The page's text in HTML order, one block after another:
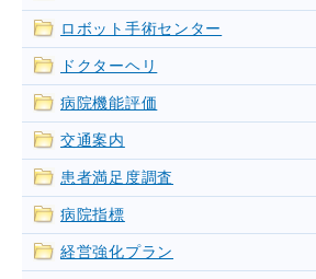
ロボット手術センター
ドクターヘリ
病院機能評価
交通案内
患者満足度調査
病院指標
経営強化プラン